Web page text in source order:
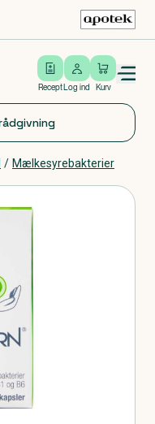
Recept
Log ind
Log ind Kurv
Open/close menu
/ Mælkesyrebakterier